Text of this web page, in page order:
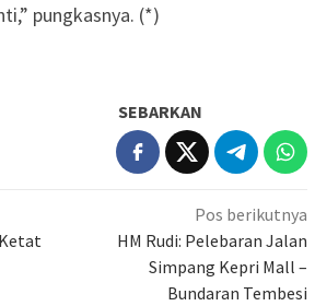
pungkasnya. (*)
SEBARKAN
Pos berikutnya
HM Rudi: Pelebaran Jalan
Simpang Kepri Mall –
Bundaran Tembesi